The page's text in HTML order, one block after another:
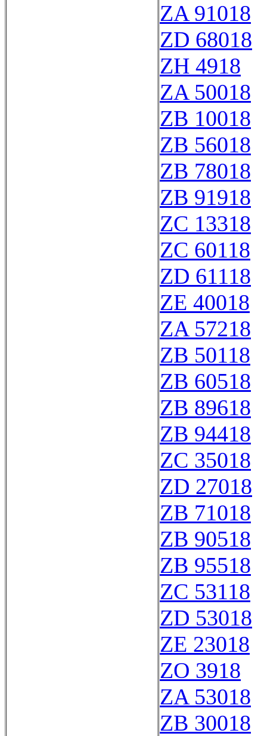
ZA 91018
ZD 68018
ZH 4918
ZA 50018
ZB 10018
ZB 56018
ZB 78018
ZB 91918
ZC 13318
ZC 60118
ZD 61118
ZE 40018
ZA 57218
ZB 50118
ZB 60518
ZB 89618
ZB 94418
ZC 35018
ZD 27018
ZB 71018
ZB 90518
ZB 95518
ZC 53118
ZD 53018
ZE 23018
ZO 3918
ZA 53018
ZB 30018